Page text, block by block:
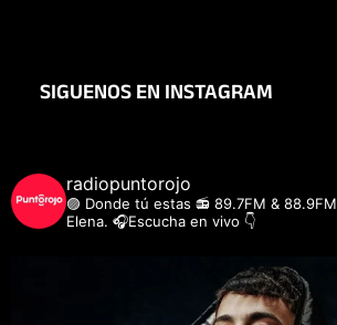
SIGUENOS EN INSTAGRAM
radiopuntorojo
🟣 Donde tú estas 📻 89.7FM & 88.9FM
Elena. 🎧Escucha en vivo 👇